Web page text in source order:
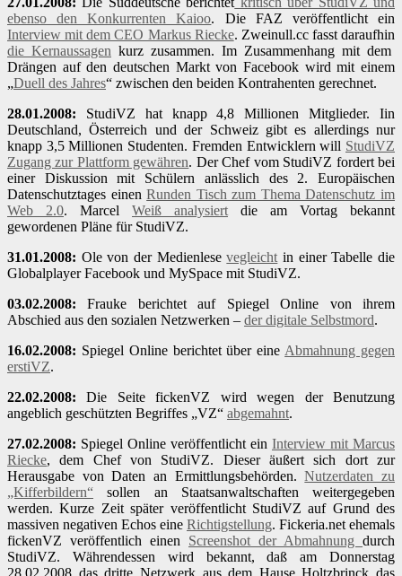
ebenso den Konkurrenten Kaioo. Die FAZ veröffentlicht ein
Interview mit dem CEO Markus Riecke. Zweinull.cc fasst daraufhin
die Kernaussagen kurz zusammen. Im Zusammenhang mit dem
Drängen auf den deutschen Markt von Facebook wird mit einem
„Duell des Jahres“ zwischen den beiden Kontrahenten gerechnet.
28.01.2008: StudiVZ hat knapp 4,8 Millionen Mitglieder. Iin
Deutschland, Österreich und der Schweiz gibt es allerdings nur
knapp 3,5 Millionen Studenten. Fremden Entwicklern will StudiVZ
Zugang zur Plattform gewähren. Der Chef vom StudiVZ fordert bei
einer Diskussion mit Schülern anlässlich des 2. Europäischen
Datenschutztages einenRunden Tisch zum Thema Datenschutz im
Web 2.0. Marcel Weiß analysiert die am Vortag bekannt
gewordenen Pläne für StudiVZ.
31.01.2008: Ole von der Medienlesevegleicht in einer Tabelle die
Globalplayer Facebook und MySpace mit StudiVZ.
03.02.2008: Frauke berichtet auf Spiegel Online von ihrem
Abschied aus den sozialen Netzwerken – der digitale Selbstmord.
16.02.2008: Spiegel Online berichtet über eine Abmahnung gegen
erstiVZ.
22.02.2008: Die Seite fickenVZ wird wegen der Benutzung
angeblich geschützten Begriffes „VZ“ abgemahnt.
27.02.2008: Spiegel Online veröffentlicht ein Interview mit Marcus
Riecke, dem Chef von StudiVZ. Dieser äußert sich dort zur
Herausgabe von Daten an Ermittlungsbehörden.Nutzerdaten zu
„Kifferbildern“ sollen an Staatsanwaltschaften weitergegeben
werden. Kurze Zeit später veröffentlicht StudiVZ auf Grund des
massiven negativen Echos eine Richtigstellung. Fickeria.net ehemals
fickenVZ veröffentlich einen Screenshot der Abmahnung durch
StudiVZ. Währendessen wird bekannt, daß am Donnerstag